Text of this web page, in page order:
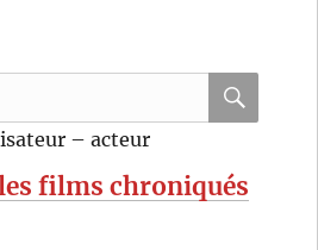
– acteur
films chroniqués